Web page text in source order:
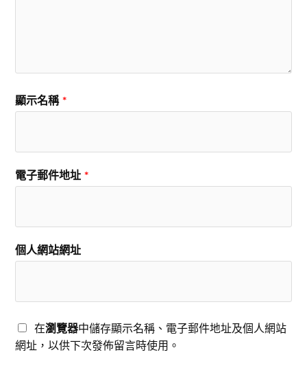
顯示名稱 *
電子郵件地址 *
個人網站網址
在瀏覽器中儲存顯示名稱、電子郵件地址及個人網站
網址，以供下次發佈留言時使用。